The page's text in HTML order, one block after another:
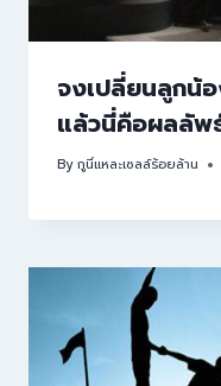
จงเปลี่ยนลูกน้
แล้วนี่คือผลลัพ
Byกูนี่แหละเซลล์ร้อยล้าน